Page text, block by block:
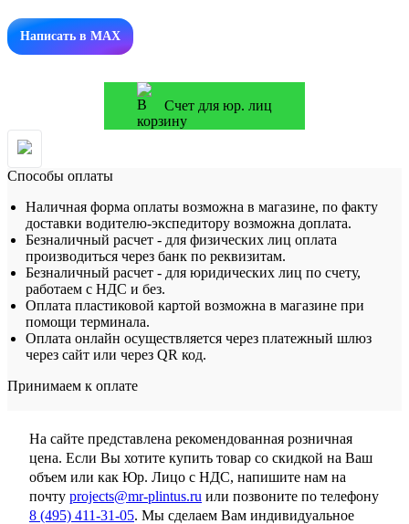
Написать в MAX
Счет для юр. лиц
Способы оплаты
Наличная форма оплаты возможна в магазине, по факту
доставки водителю-экспедитору возможна доплата.
Безналичный расчет - для физических лиц оплата
производиться через банк по реквизитам.
Безналичный расчет - для юридических лиц по счету,
работаем с НДС и без.
Оплата пластиковой картой возможна в магазине при
помощи терминала.
Оплата онлайн осуществляется через платежный шлюз
через сайт или через QR код.
Принимаем к оплате
На сайте представлена рекомендованная розничная
цена. Если Вы хотите купить товар со скидкой на Ваш
объем или как Юр. Лицо с НДС, напишите нам на
почту projects@mr-plintus.ru или позвоните по телефону
8 (495) 411-31-05. Мы сделаем Вам индивидуальное